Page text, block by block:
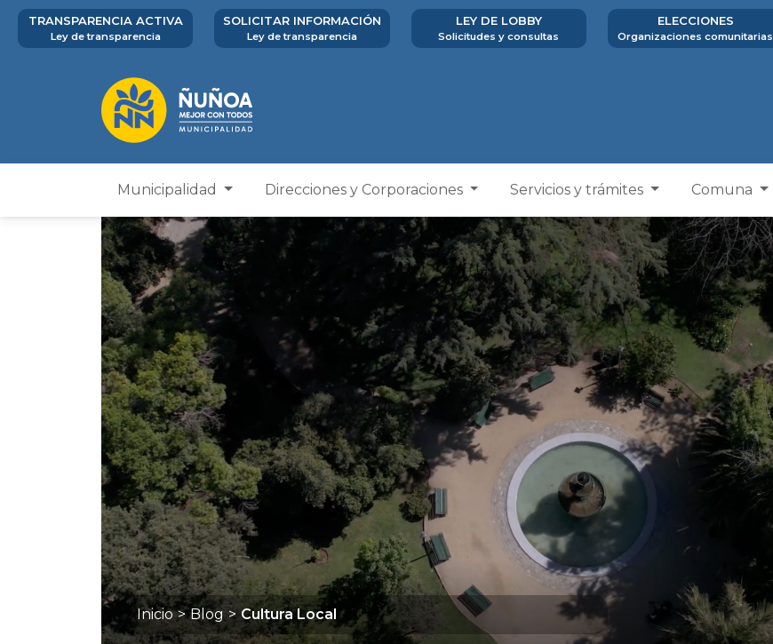
TRANSPARENCIA ACTIVA
Ley de transparencia
SOLICITAR INFORMACIÓN
Ley de transparencia
LEY DE LOBBY
Solicitudes y consultas
ELECCIONES
Organizaciones comunitarias
Municipalidad Direcciones y Corporaciones Servicios y trámites Comuna
Inicio > Blog > Cultura Local